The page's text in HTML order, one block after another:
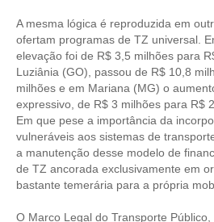
PLANO DE SAÚDE
SEESPPREV
CONSÓRCIOS
CAMPANHAS SALARIAIS
COMUNICAÇÃO
A mesma lógica é reproduzida em
ofertam programas de TZ universal.
elevação foi de R$ 3,5 milhões para
Luziânia (GO), passou de R$ 10,8
milhões e em Mariana (MG) o
expressivo, de R$ 3 milhões para R$
Em que pese a importância da
vulneráveis aos sistemas de
a manutenção desse modelo de
de TZ ancorada exclusivamente em
bastante temerária para a própria
O Marco Legal do Transporte